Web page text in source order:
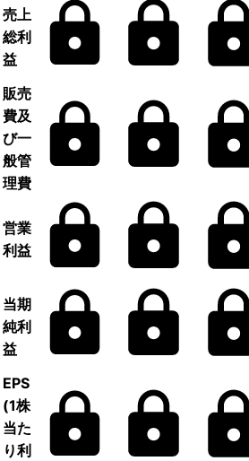
売上
総利
益
販売
費及
び一
般管
理費
営業
利益
当期
純利
益
EPS
(1株
当た
り利